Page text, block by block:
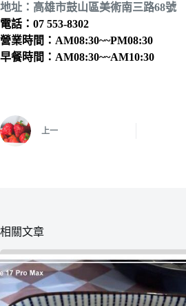
地址：高雄市鼓山區美術南三路68號
電話：07 553-8302
營業時間：AM08:30~~PM08:30
早餐時間：AM08:30~~AM10:30
上一
相關文章